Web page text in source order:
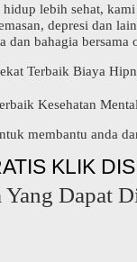
lebih sehat,
depresi dan
dan bahagia
Terbaik Biaya
Kesehatan
membantu anda
KLIK
Yang Dapat